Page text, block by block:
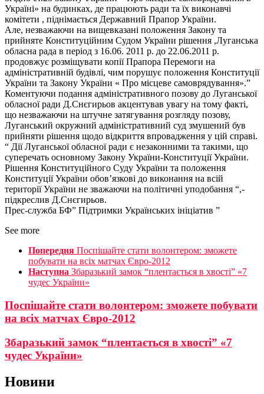
Україні» на будинках, де працюють ради та їх виконавчі
комітети , піднімається Державний Прапор України.
Але, незважаючи на вищевказані положення Закону та
прийняте Конституційним Судом України рішення ,Луганська
обласна рада в період з 16.06. 2011 р. до 22.06.2011 р.
продовжує розміщувати копії Прапора Перемоги на
адміністративній будівлі, чим порушує положення Конституції
України та Закону України « Про місцеве самоврядування».”
Коментуючи подання адміністративного позову до Луганської
обласної ради Д.Снєгирьов акцентував увагу на тому факті,
що незважаючи на штучне затягування розгляду позову,
Луганський окружний адміністративний суд змушений був
прийняти рішення щодо відкриття впровадження у цій справі.
“ Дії Луганської обласної ради є незаконними та такими, що
суперечать основному Закону України-Конституції України.
Рішення Конституційного Суду України та положення
Конституції України обов’язкові до виконання на всій
території України не зважаючи на політичні уподобання “,-
підкреслив Д.Снєгирьов.
Прес-служба БФ” Підтримки Українських ініціатив ”
See more
Попередня Поспішайте стати волонтером: зможете
побувати на всіх матчах Євро-2012
Наступна Збаразький замок “плентається в хвості” «7
чудес України»
Поспішайте стати волонтером: зможете побувати
на всіх матчах Євро-2012
Збаразький замок “плентається в хвості” «7
чудес України»
Новини